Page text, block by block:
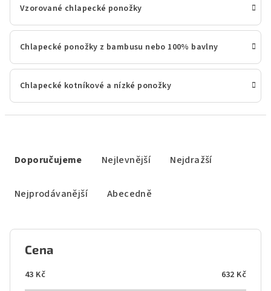
Vzorované chlapecké ponožky
Chlapecké ponožky z bambusu nebo 100% bavlny
Chlapecké kotníkové a nízké ponožky
Doporučujeme Nejlevnější Nejdražší
Nejprodávanější Abecedně
Cena
43 Kč 632 Kč